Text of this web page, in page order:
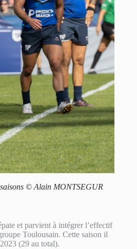
© Alain MONTSEGUR
et parvient à intégrer l’effectif
Toulousain. Cette saison il
(29 au total).